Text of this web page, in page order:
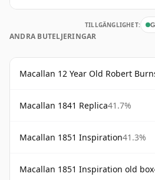
TILLGÄNGLIGHET:
ANDRA BUTELJERINGAR
Macallan 12 Year Old Robert Burns
Macallan 1841 Replica41.7%
Macallan 1851 Inspiration41.3%
Macallan 1851 Inspiration old box